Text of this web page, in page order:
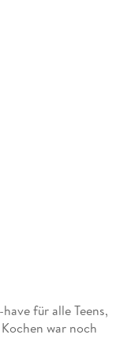
für alle Teens,
war noch